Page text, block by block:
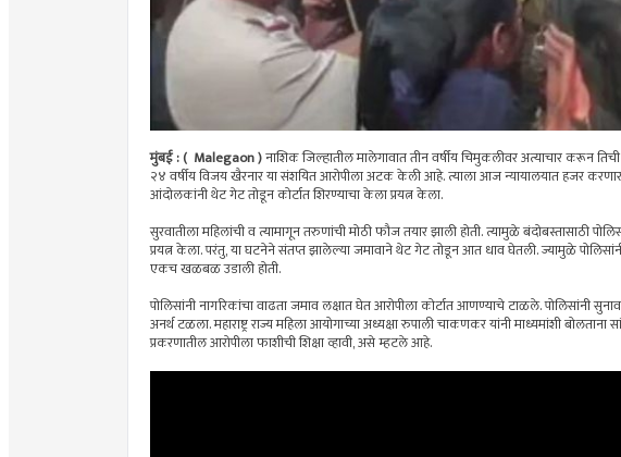
मुंबई : ( Malegaon )नाशिक जिल्हातील मालेगावात तीन वर्षीय चिमुकलीवर अत्याचार करून
२४ वर्षीय विजय खैरनार या संशयित आरोपीला अटक केली आहे. त्याला आज न्यायालयात हजर
आंदोलकांनी थेट गेट तोडून कोर्टात शिरण्याचा केला प्रयत्न केला.
सुरवातीला महिलांची व त्यामागून तरुणांची मोठी फौज तयार झाली होती. त्यामुळे बंदोबस्तासाठी
प्रयत्न केला. परंतु, या घटनेने संतप्त झालेल्या जमावाने थेट गेट तोडून आत धाव घेतली. ज्यामुळे
एकच खळबळ उडाली होती.
पोलिसांनी नागरिकांचा वाढता जमाव लक्षात घेत आरोपीला कोर्टात आणण्याचे टाळले. पोलिसांनी
अनर्थ टळला. महाराष्ट्र राज्य महिला आयोगाच्या अध्यक्षा रुपाली चाकणकर यांनी माध्यमांशी
प्रकरणातील आरोपीला फाशीची शिक्षा व्हावी, असे म्हटले आहे.